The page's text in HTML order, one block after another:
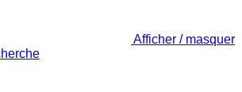
Afficher / masquer